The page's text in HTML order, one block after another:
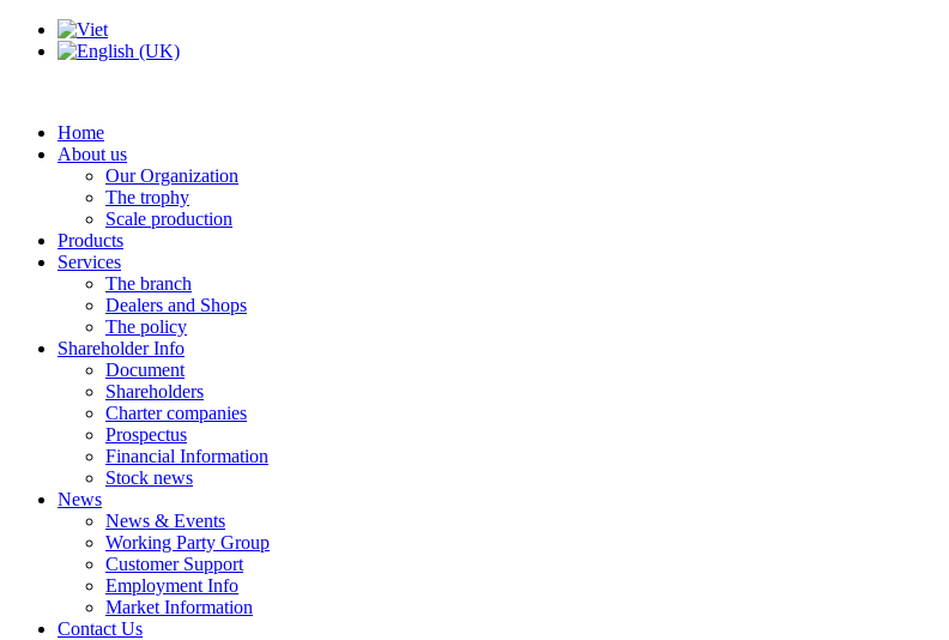
Home
About us
Our Organization
The trophy
Scale production
Products
Services
The branch
Dealers and Shops
The policy
Shareholder Info
Document
Shareholders
Charter companies
Prospectus
Financial Information
Stock news
News
News & Events
Working Party Group
Customer Support
Employment Info
Market Information
Contact Us